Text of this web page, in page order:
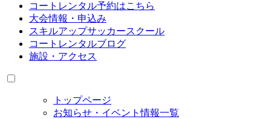
コートレンタル予約はこちら
大会情報・申込み
スキルアップサッカースクール
コートレンタルブログ
施設・アクセス
トップページ
お知らせ・イベント情報一覧